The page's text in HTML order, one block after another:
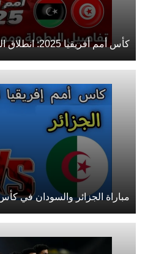
كأس أمم أفريقيا 2025: انطلاق المنافسات
مباراة الجزائر والسودان في كأس